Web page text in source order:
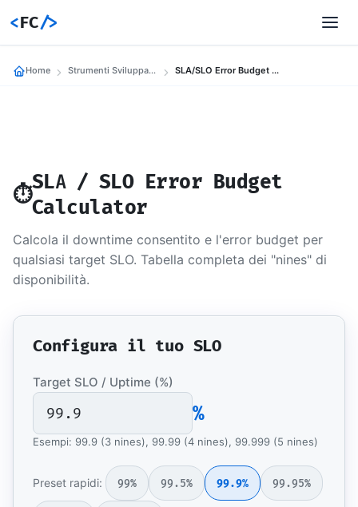
<FC/>
Home Strumenti Sviluppatori SLA/SLO Error Budget Calculator
⏱️
SLA / SLO Error Budget
Calculator
Calcola il downtime consentito e l'error budget per
qualsiasi target SLO. Tabella completa dei "nines" di
disponibilità.
Configura il tuo SLO
Target SLO / Uptime (%)
%
Esempi: 99.9 (3 nines), 99.99 (4 nines), 99.999 (5 nines)
Preset rapidi: 99% 99.5% 99.9% 99.95%